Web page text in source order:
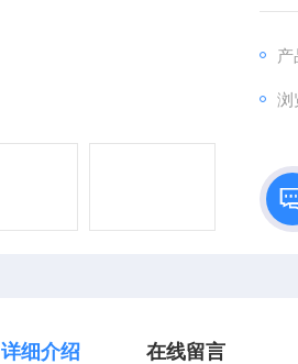
产
浏
详细介绍 在线留言